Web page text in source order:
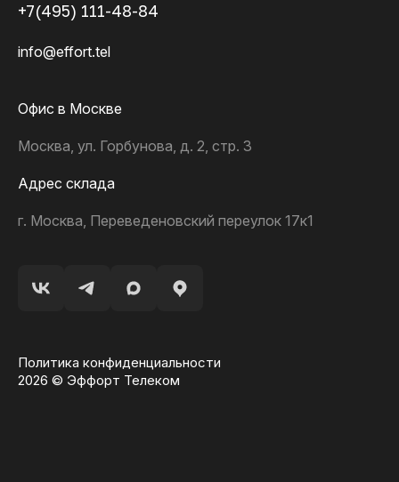
+7(495) 111-48-84
info@effort.tel
Офис в Москве
Москва, ул. Горбунова, д. 2, стр. 3
Адрес склада
г. Москва, Переведеновский переулок 17к1
2026 © Эффорт Телеком
Политика конфиденциальности